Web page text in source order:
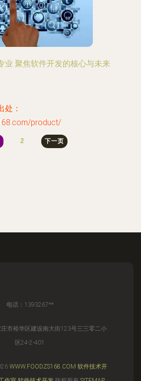
业 聚焦软件开发的核心与未来
处：
product/
2 下一页
电话：1393267**
市裕华区建设南大街123号三三零二小
区24-2-401
WWW.FOODZS168.COM 软件技术开